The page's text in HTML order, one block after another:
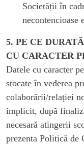
Societății în
necontencioase
5. PE CE
CU CARACTER
Datele cu caracter
stocate în vederea
colaborării/relației
implicit, după
necesară atingerii
prezenta Politică de